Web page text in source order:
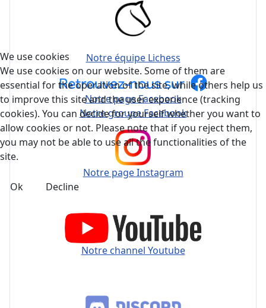
Notre équipe Lichess
Notre page Facebook
Notre groupe Facebook
Notre page Instagram
Notre channel Youtube
We use cookies
We use cookies on our website. Some of them are
essential for the operation of the site, while others help us
to improve this site and the user experience (tracking
cookies). You can decide for yourself whether you want to
allow cookies or not. Please note that if you reject them,
you may not be able to use all the functionalities of the
site.
Ok Decline